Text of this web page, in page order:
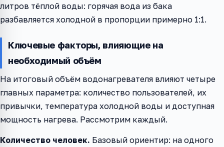
литров тёплой воды: горячая вода из бака
разбавляется холодной в пропорции примерно 1:1.
Ключевые факторы, влияющие на
необходимый объём
На итоговый объём водонагревателя влияют четыре
главных параметра: количество пользователей, их
привычки, температура холодной воды и доступная
мощность нагрева. Рассмотрим каждый.
Количество человек. Базовый ориентир: на одного